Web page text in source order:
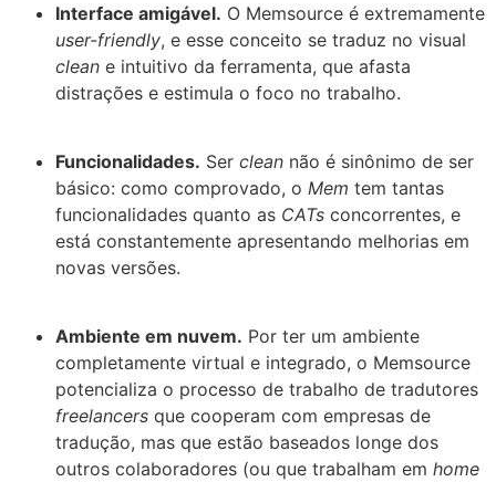
Interface amigável. O Memsource é extremamente
user-friendly, e esse conceito se traduz no visual
clean e intuitivo da ferramenta, que afasta
distrações e estimula o foco no trabalho.
Funcionalidades. Ser clean não é sinônimo de ser
básico: como comprovado, o Mem tem tantas
funcionalidades quanto as CATs concorrentes, e
está constantemente apresentando melhorias em
novas versões.
Ambiente em nuvem. Por ter um ambiente
completamente virtual e integrado, o Memsource
potencializa o processo de trabalho de tradutores
freelancers que cooperam com empresas de
tradução, mas que estão baseados longe dos
outros colaboradores (ou que trabalham em home